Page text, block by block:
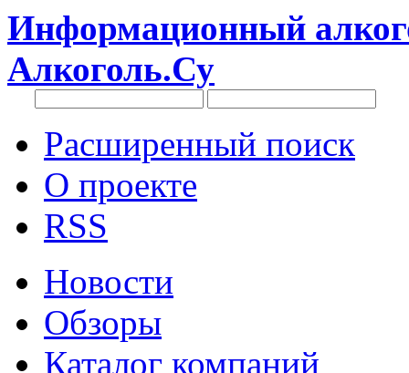
Информационный
Алкоголь.Су
Расширенный поиск
О проекте
RSS
Новости
Обзоры
Каталог компаний